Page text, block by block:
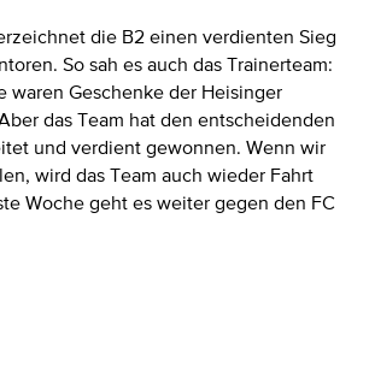
die B2 einen verdienten Sieg
So sah es auch das Trainerteam:
waren Geschenke der Heisinger
das Team hat den entscheidenden
und verdient gewonnen. Wenn wir
wird das Team auch wieder Fahrt
Woche geht es weiter gegen den FC